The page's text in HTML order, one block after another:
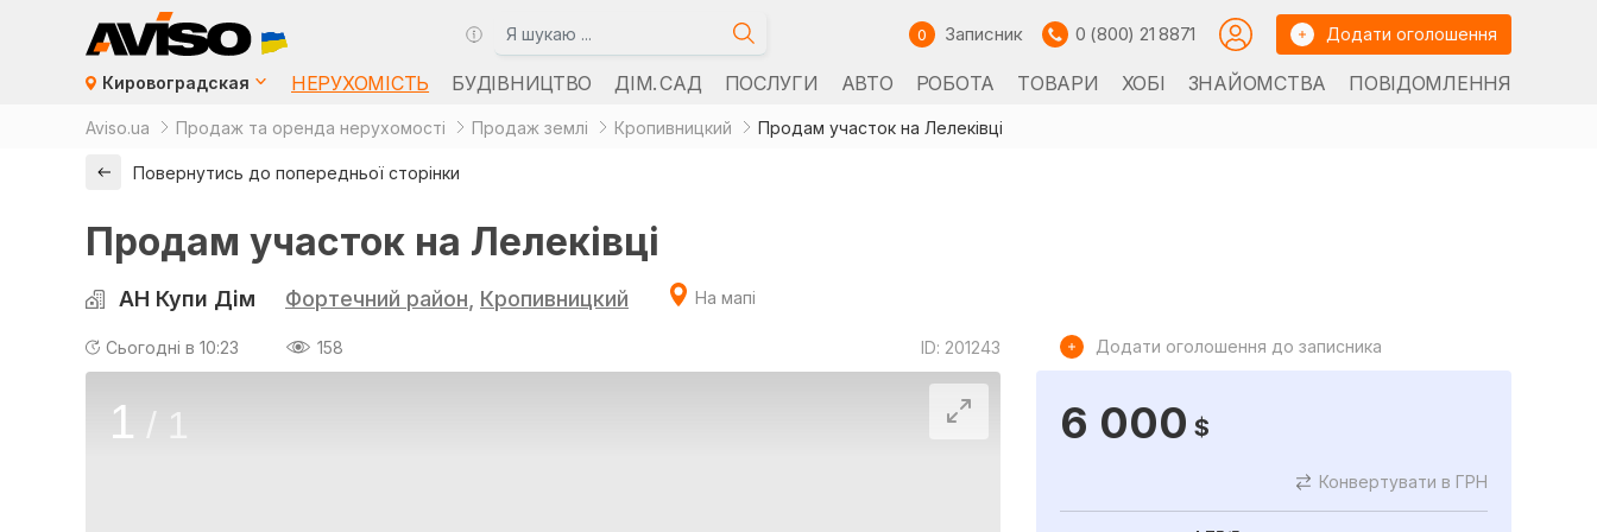
0 Записник 0 (800) 21 8871 Додати оголошення
Кировоградская НЕРУХОМІСТЬ БУДІВНИЦТВО ДІМ. САД ПОСЛУГИ АВТО РОБОТА ТОВАРИ ХОБІ ЗНАЙОМСТВА ПОВІДОМЛЕННЯ
Aviso.ua Продаж та оренда нерухомості Продаж землі Кропивницкий Продам участок на Лелеківці
Повернутись до попередньої сторінки
Продам участок на Лелеківці
АН Купи Дім Фортечний район Кропивницкий На мапі
Сьогодні в 10:23 158 ID: 201243
1 / 1
Додати оголошення до записника
6 000 $
Конвертувати в ГРН